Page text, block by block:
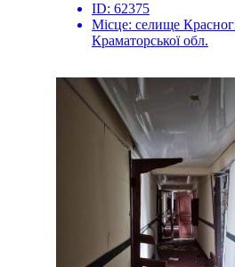
ID: 62375
Місце: селище
Краматорської обл.